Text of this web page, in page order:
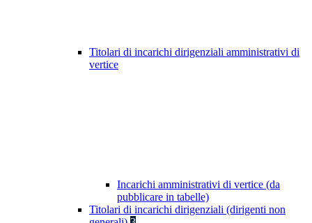
Titolari di incarichi dirigenziali amministrativi di
vertice
Incarichi amministrativi di vertice (da
pubblicare in tabelle)
Titolari di incarichi dirigenziali (dirigenti non